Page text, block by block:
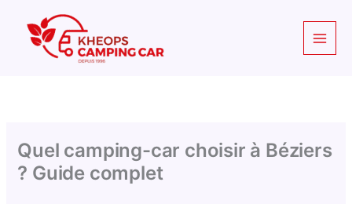
contenu
Quel camping-car choisir à Béziers
? Guide complet